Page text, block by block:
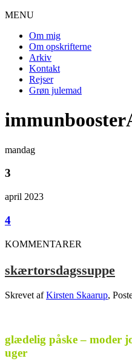
MENU
Om mig
Om opskrifterne
Arkiv
Kontakt
Rejser
Grøn julemad
mandag
3
april 2023
4
KOMMENTARER
skærtorsdagssuppe
Skrevet afKirsten Skaarup,
glædelig påske – moder
uger